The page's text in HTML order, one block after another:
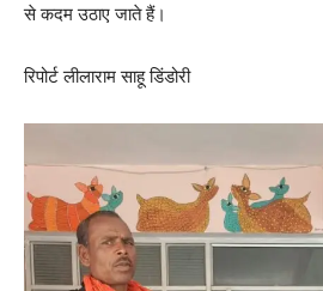
से कदम उठाए जाते हैं।
रिपोर्ट लीलाराम साहू डिंडोरी